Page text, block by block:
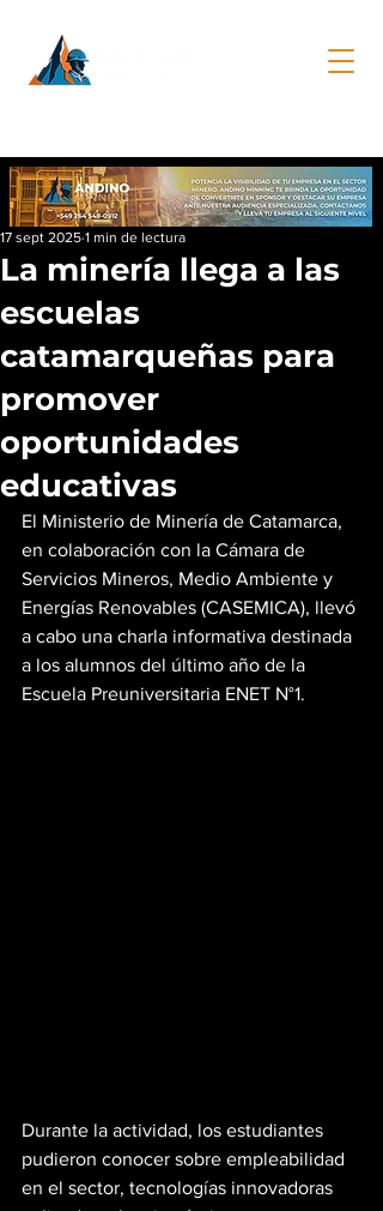
La minería llega a las
escuelas
catamarqueñas para
promover
oportunidades
educativas
17 sept 2025 1 min de lectura
El Ministerio de Minería de Catamarca,
en colaboración con la Cámara de
Servicios Mineros, Medio Ambiente y
Energías Renovables (CASEMICA), llevó
a cabo una charla informativa destinada
a los alumnos del último año de la
Escuela Preuniversitaria ENET N°1.
Durante la actividad, los estudiantes
pudieron conocer sobre empleabilidad
en el sector, tecnologías innovadoras